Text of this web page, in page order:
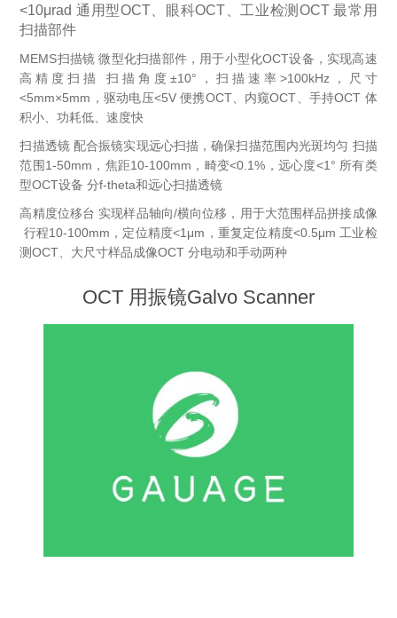
Others
快速热处理设备
外延设备
X射线形貌仪
相位调制器
标准样品（光伏）
Laser dust particle counter
薄层电阻量测系统
Sun Simulator
X射线类
Customer Partner
<10μrad 通用型OCT、眼科OCT、工业检测OCT 最常用
扫描部件
MEMS扫描镜 微型化扫描部件，用于小型化OCT设备，实现高速
高精度扫描
扫描角度±10°，扫描速率>100kHz，尺寸
<5mm×5mm，驱动电压<5V 便携OCT、内窥OCT、手持OCT 体
积小、功耗低、速度快
扫描透镜 配合振镜实现远心扫描，确保扫描范围内光斑均匀 扫描
范围1-50mm，焦距10-100mm，畸变<0.1%，远心度<1° 所有类
型OCT设备 分f-theta和远心扫描透镜
高精度位移台 实现样品轴向/横向位移，用于大范围样品拼接成像
行程10-100mm，定位精度<1μm，重复定位精度<0.5μm 工业检
测OCT、大尺寸样品成像OCT 分电动和手动两种
OCT 用振镜Galvo Scanner